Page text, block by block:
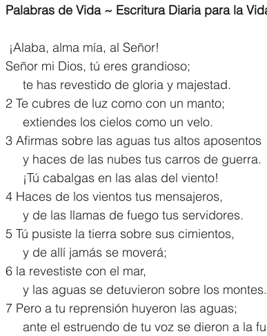
Efesios Philippians/Filipenses Colossians/
2 Tesalonicenses 1 Timothy/1 Timoteo
Hebreos James/Santiago 1 Peter/1 Pedro
Juan 3 John/3 Juan Revelation/Apocalipsis
Palabras de Vida ~ Escritura Diaria para la
¡Alaba, alma mía, al Señor!
Señor mi Dios, tú eres grandioso;
     te has revestido de gloria y majestad.
2 Te cubres de luz como con un manto;
     extiendes los cielos como un velo.
3 Afirmas sobre las aguas tus altos aposentos
     y haces de las nubes tus carros de guerra.
     ¡Tú cabalgas en las alas del viento!
4 Haces de los vientos tus mensajeros,
     y de las llamas de fuego tus servidores.
5 Tú pusiste la tierra sobre sus cimientos,
     y de allí jamás se moverá;
6 la revestiste con el mar,
     y las aguas se detuvieron sobre los montes.
7 Pero a tu reprensión huyeron las aguas;
ante el estruendo de tu voz se dieron a la